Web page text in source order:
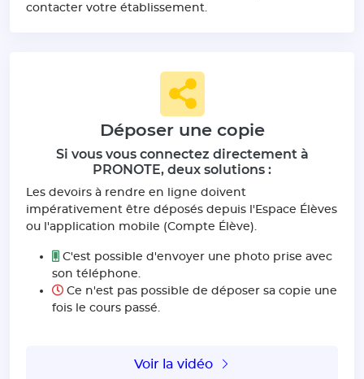
contacter votre établissement.
Déposer une copie
Si vous vous connectez directement à
PRONOTE, deux solutions :
Les devoirs à rendre en ligne doivent
impérativement être déposés depuis l'Espace Élèves
ou l'application mobile (Compte Élève).
C'est possible d'envoyer une photo prise avec
son téléphone.
Ce n'est pas possible de déposer sa copie une
fois le cours passé.
Voir la vidéo